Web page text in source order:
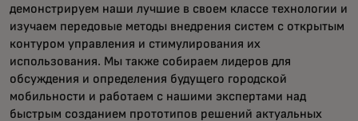
демонстрируем наши лучшие в своем классе технологии и
изучаем передовые методы внедрения систем с открытым
контуром управления и стимулирования их
использования. Мы также собираем лидеров для
обсуждения и определения будущего городской
мобильности и работаем с нашими экспертами над
быстрым созданием прототипов решений актуальных